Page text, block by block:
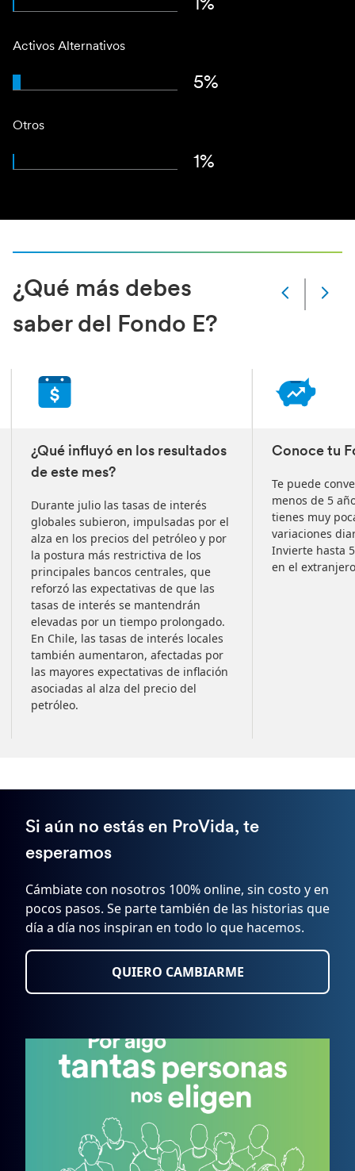
1%
Activos Alternativos
5%
Otros
1%
¿Qué más debes
saber del Fondo E?
Slide
Changed
3
slides
¿Qué influyó en los resultados
de este mes?
Durante julio las tasas de interés
globales subieron, impulsadas por el
alza en los precios del petróleo y por
la postura más restrictiva de los
principales bancos centrales, que
reforzó las expectativas de que las
tasas de interés se mantendrán
elevadas por un tiempo prolongado.
En Chile, las tasas de interés locales
también aumentaron, afectadas por
las mayores expectativas de inflación
asociadas al alza del precio del
petróleo.
Conoce tu
Te puede
menos de 5
tienes muy
variaciones
Invierte hasta
en el
Si aún no estás en ProVida, te
esperamos
Cámbiate con nosotros 100% online, sin costo y en
pocos pasos. Se parte también de las historias que
día a día nos inspiran en todo lo que hacemos.
QUIERO CAMBIARME